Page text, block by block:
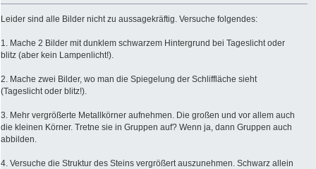
Leider sind alle Bilder nicht zu aussagekräftig. Versuche folgendes:
1. Mache 2 Bilder mit dunklem schwarzem Hintergrund bei Tageslicht oder
blitz (aber kein Lampenlicht!).
2. Mache zwei Bilder, wo man die Spiegelung der Schliffläche sieht
(Tageslicht oder blitz!).
3. Mehr vergrößerte Metallkörner aufnehmen. Die großen und vor allem auch
die kleinen Körner. Tretne sie in Gruppen auf? Wenn ja, dann Gruppen auch
abbilden.
4. Versuche die Struktur des Steins vergrößert auszunehmen. Schwarz allein